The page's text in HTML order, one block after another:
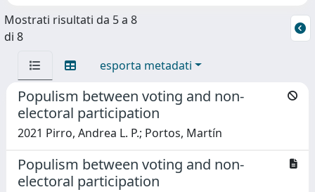
Mostrati risultati da 5 a 8
di 8
esporta metadati
Populism between voting and non-
electoral participation
2021 Pirro, Andrea L. P.; Portos, Martín
Populism between voting and non-
electoral participation